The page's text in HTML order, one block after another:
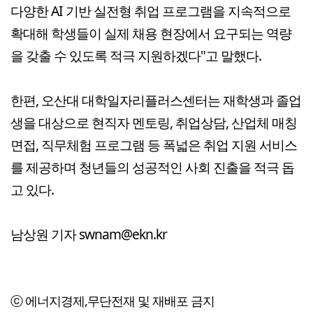
다양한 AI 기반 실전형 취업 프로그램을 지속적으로
확대해 학생들이 실제 채용 현장에서 요구되는 역량
을 갖출 수 있도록 적극 지원하겠다"고 말했다.
한편, 오산대 대학일자리플러스센터는 재학생과 졸업
생을 대상으로 현직자 멘토링, 취업상담, 산업체 매칭
면접, 직무체험 프로그램 등 폭넓은 취업 지원 서비스
를 제공하며 청년들의 성공적인 사회 진출을 적극 돕
고 있다.
남상원 기자 swnam@ekn.kr
ⓒ 에너지경제,무단전재 및 재배포 금지